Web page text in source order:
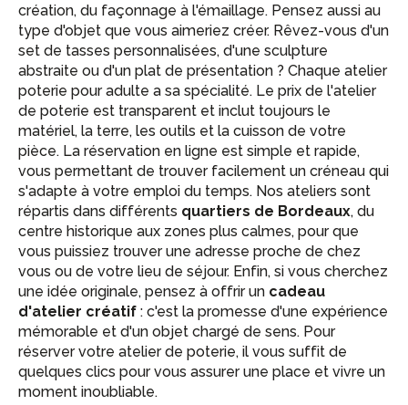
création, du façonnage à l'émaillage. Pensez aussi au
type d'objet que vous aimeriez créer. Rêvez-vous d'un
set de tasses personnalisées, d'une sculpture
abstraite ou d'un plat de présentation ? Chaque atelier
poterie pour adulte a sa spécialité. Le prix de l'atelier
de poterie est transparent et inclut toujours le
matériel, la terre, les outils et la cuisson de votre
pièce. La réservation en ligne est simple et rapide,
vous permettant de trouver facilement un créneau qui
s'adapte à votre emploi du temps. Nos ateliers sont
répartis dans différents quartiers de Bordeaux, du
centre historique aux zones plus calmes, pour que
vous puissiez trouver une adresse proche de chez
vous ou de votre lieu de séjour. Enfin, si vous cherchez
une idée originale, pensez à offrir un cadeau
d'atelier créatif : c'est la promesse d'une expérience
mémorable et d'un objet chargé de sens. Pour
réserver votre atelier de poterie, il vous suffit de
quelques clics pour vous assurer une place et vivre un
moment inoubliable.